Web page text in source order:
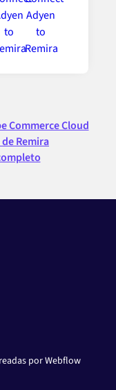
Commerce Cloud
Remira
por Webflow